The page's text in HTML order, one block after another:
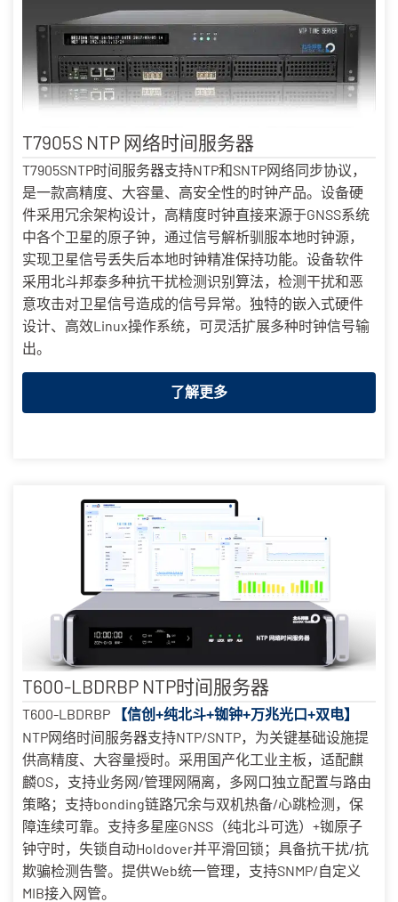
T7905S NTP 网络时间服务器
T7905SNTP时间服务器支持NTP和SNTP网络同步协议，
是一款高精度、大容量、高安全性的时钟产品。设备硬
件采用冗余架构设计，高精度时钟直接来源于GNSS系统
中各个卫星的原子钟，通过信号解析驯服本地时钟源，
实现卫星信号丢失后本地时钟精准保持功能。设备软件
采用北斗邦泰多种抗干扰检测识别算法，检测干扰和恶
意攻击对卫星信号造成的信号异常。独特的嵌入式硬件
设计、高效Linux操作系统，可灵活扩展多种时钟信号输
出。
了解更多
T600-LBDRBP NTP时间服务器
T600-LBDRBP 【信创+纯北斗+铷钟+万兆光口+双电】
NTP网络时间服务器支持NTP/SNTP，为关键基础设施提
供高精度、大容量授时。采用国产化工业主板，适配麒
麟OS，支持业务网/管理网隔离，多网口独立配置与路由
策略；支持bonding链路冗余与双机热备/心跳检测，保
障连续可靠。支持多星座GNSS（纯北斗可选）+铷原子
钟守时，失锁自动Holdover并平滑回锁；具备抗干扰/抗
欺骗检测告警。提供Web统一管理，支持SNMP/自定义
MIB接入网管。